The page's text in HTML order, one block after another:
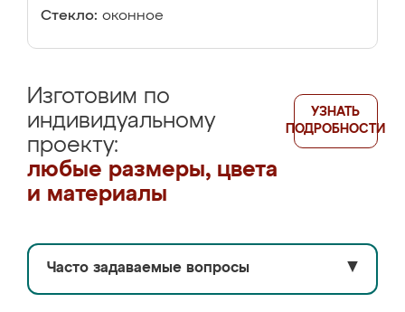
Стекло: оконное
Изготовим по
индивидуальному
проекту:
любые размеры, цвета
и материалы
УЗНАТЬ
ПОДРОБНОСТИ
Часто задаваемые вопросы ▼